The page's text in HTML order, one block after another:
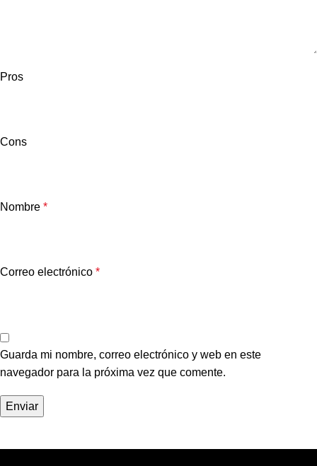
Pros
Cons
Nombre *
Correo electrónico *
Guarda mi nombre, correo electrónico y web en este
navegador para la próxima vez que comente.